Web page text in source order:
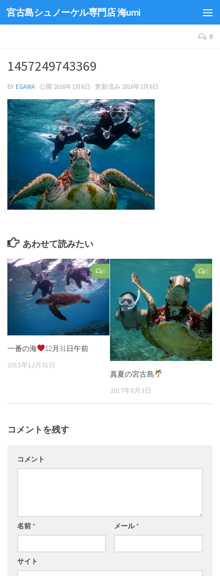
宮古島シュノーケル専門店 海umi
0
1457249743369
BYEGAWA · 公開 2016年3月6日 · 更新済み 2016年3月6日
あわせて読みたい
0
一番の海 12月31日午前
2015年12月31日
0
真夏の宮古島
2017年8月3日
コメントを残す
コメント
名前* メール*
サイト